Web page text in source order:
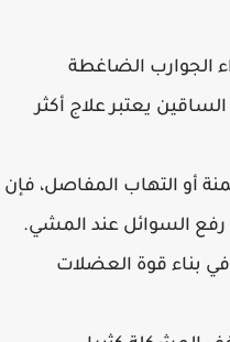
الجوارب الضاغطة
يعتبر علاج أكثر
أو التهاب المفاصل، فإن
السوائل عند المشي.
بناء قوة العضلات